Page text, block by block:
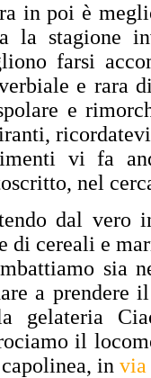
in poi è
la stagione
farsi
e rara
e
vi fa
nel
dal vero
di cereali e
sia
a prendere
gelateria
il
in via